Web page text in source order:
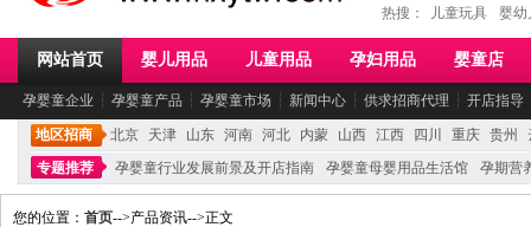
热搜： 儿童玩具 婴幼
网站首页 婴儿用品 儿童用品 孕妇用品 婴童店
孕婴童企业 ┆ 孕婴童产品 ┆ 孕婴童市场 ┆ 新闻中心 ┆ 供求招商代理 ┆ 开店指导
地区招商 北京 天津 山东 河南 河北 内蒙 山西 江西 四川 重庆 贵州
专题推荐
孕婴童行业发展前景及开店指南 孕婴童母婴用品生活馆 孕期营
您的位置： 首页-->产品资讯-->正文